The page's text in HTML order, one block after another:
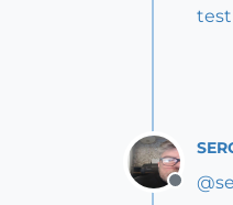
test
Offline
@